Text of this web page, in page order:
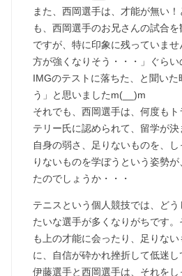
また、西岡選手は、才能が無い
も、西岡選手のお兄さんの試合
ですが、特に印象に残っていま
方が強くなりそう・・・」ぐら
IMGのテストに落ちた、と聞いた
う」と思いましたm(__)m
それでも、西岡選手は、何度も
テリー氏に認められて、留学が決
自身の弱さ、足りないものを、
りないものを学ぼうという姿勢
たのでしょうか・・・
テニスという個人競技では、ど
たいな選手が多くなりがちです
も上の才能に会ったり、足りな
に、自信が砕かれ挫折して低迷し
伊藤選手と西岡選手は、それを